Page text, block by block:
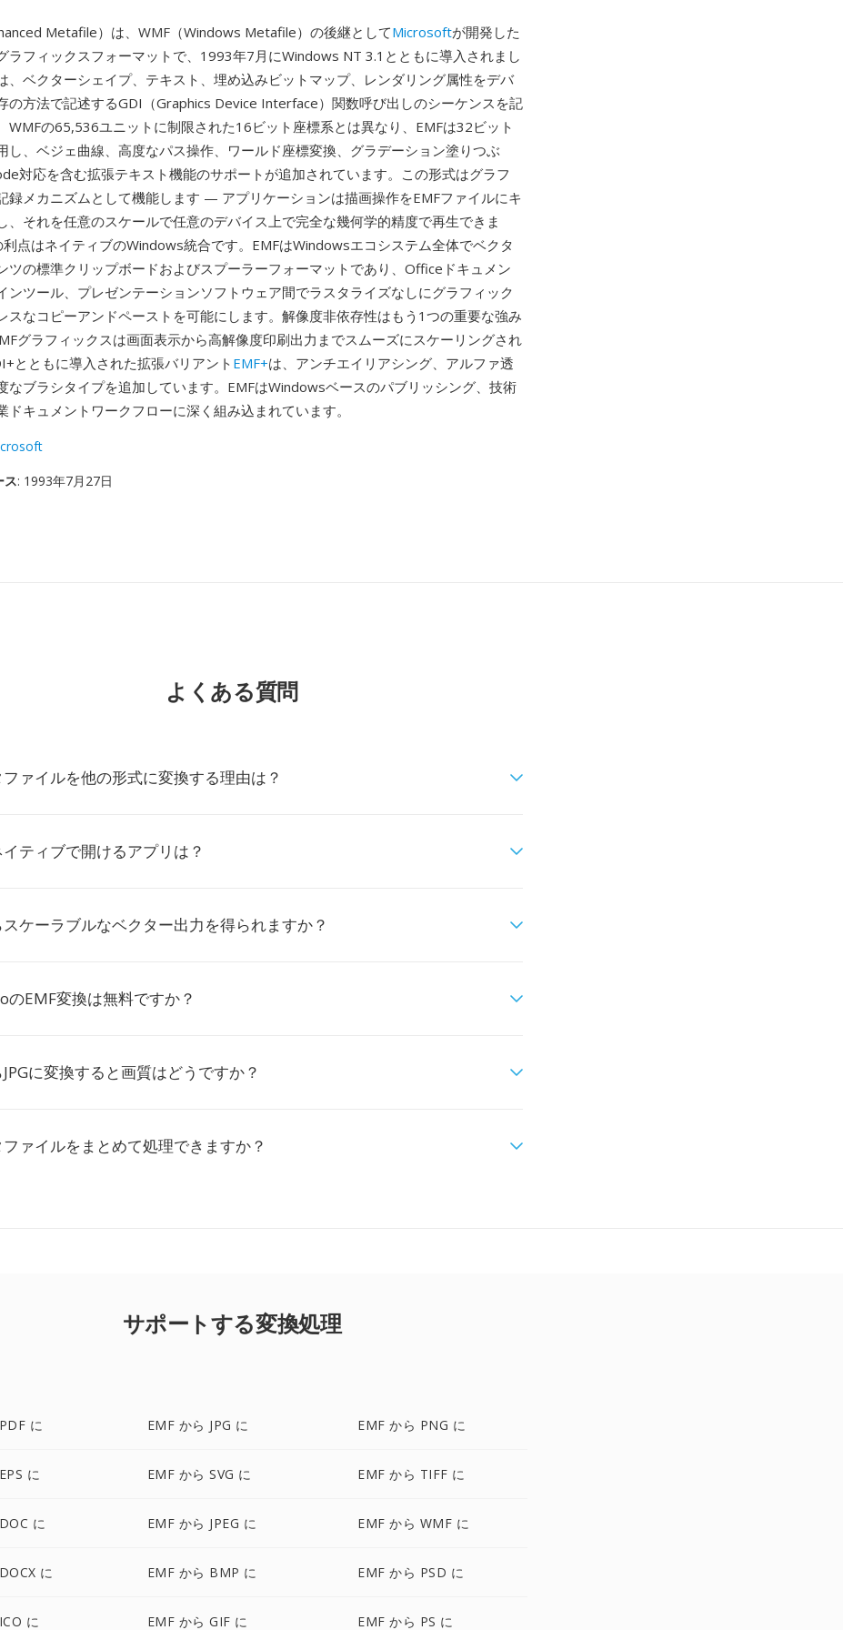
Metafile）は、WMF（Windows Metafile）の後継としてMicrosoftが開発した
ラフィックスフォーマットで、1993年7月にWindows NT 3.1とともに導入されまし
、ベクターシェイプ、テキスト、埋め込みビットマップ、レンダリング属性をデバ
の方法で記述するGDI（Graphics Device Interface）関数呼び出しのシーケンスを記
WMFの65,536ユニットに制限された16ビット座標系とは異なり、EMFは32ビット
し、ベジェ曲線、高度なパス操作、ワールド座標変換、グラデーション塗りつぶ
対応を含む拡張テキスト機能のサポートが追加されています。この形式はグラフ
録メカニズムとして機能します — アプリケーションは描画操作をEMFファイルにキ
、それを任意のスケールで任意のデバイス上で完全な幾何学的精度で再生できま
点はネイティブのWindows統合です。EMFはWindowsエコシステム全体でベクタ
ツの標準クリップボードおよびスプーラーフォーマットであり、Officeドキュメン
ンツール、プレゼンテーションソフトウェア間でラスタライズなしにグラフィック
スなコピーアンドペーストを可能にします。解像度非依存性はもう1つの重要な強み
グラフィックスは画面表示から高解像度印刷出力までスムーズにスケーリングされ
とともに導入された拡張バリアント EMF+は、アンチエイリアシング、アルファ透
なブラシタイプを追加しています。EMFはWindowsベースのパブリッシング、技術
ドキュメントワークフローに深く組み込まれています。
ス: 1993年7月27日
よくある質問
ァイルを他の形式に変換する理由は？
ティブで開けるアプリは？
ケーラブルなベクター出力を得られますか？
のEMF変換は無料ですか？
に変換すると画質はどうですか？
ァイルをまとめて処理できますか？
サポートする変換処理
に EMF から JPG に EMF から PNG に
に EMF から SVG に EMF から TIFF に
に EMF から JPEG に EMF から WMF に
に EMF から BMP に EMF から PSD に
に EMF から GIF に EMF から PS に